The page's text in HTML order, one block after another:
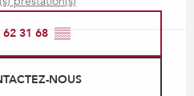
62 31 68 ▒▒
NOUS